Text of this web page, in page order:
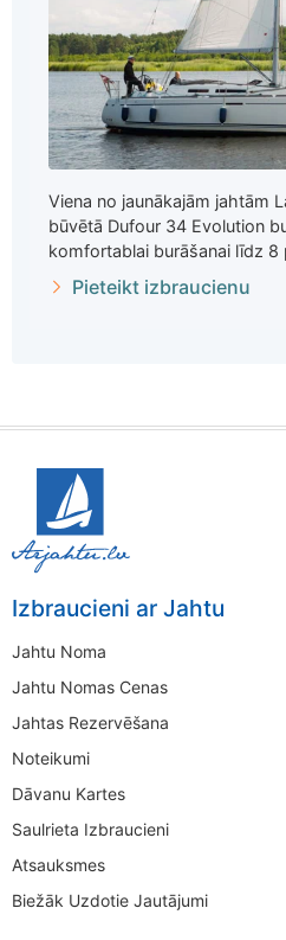
Viena no jaunākajām jahtām
būvētā Dufour 34 Evolution
komfortablai burāšanai līdz 8
Pieteikt izbraucienu
Izbraucieni ar Jahtu
Jahtu Noma
Jahtu Nomas Cenas
Jahtas Rezervēšana
Noteikumi
Dāvanu Kartes
Saulrieta Izbraucieni
Atsauksmes
Biežāk Uzdotie Jautājumi